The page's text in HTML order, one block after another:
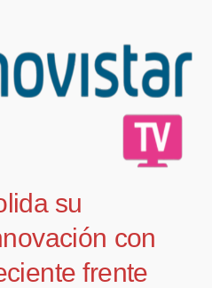
su
con
frente